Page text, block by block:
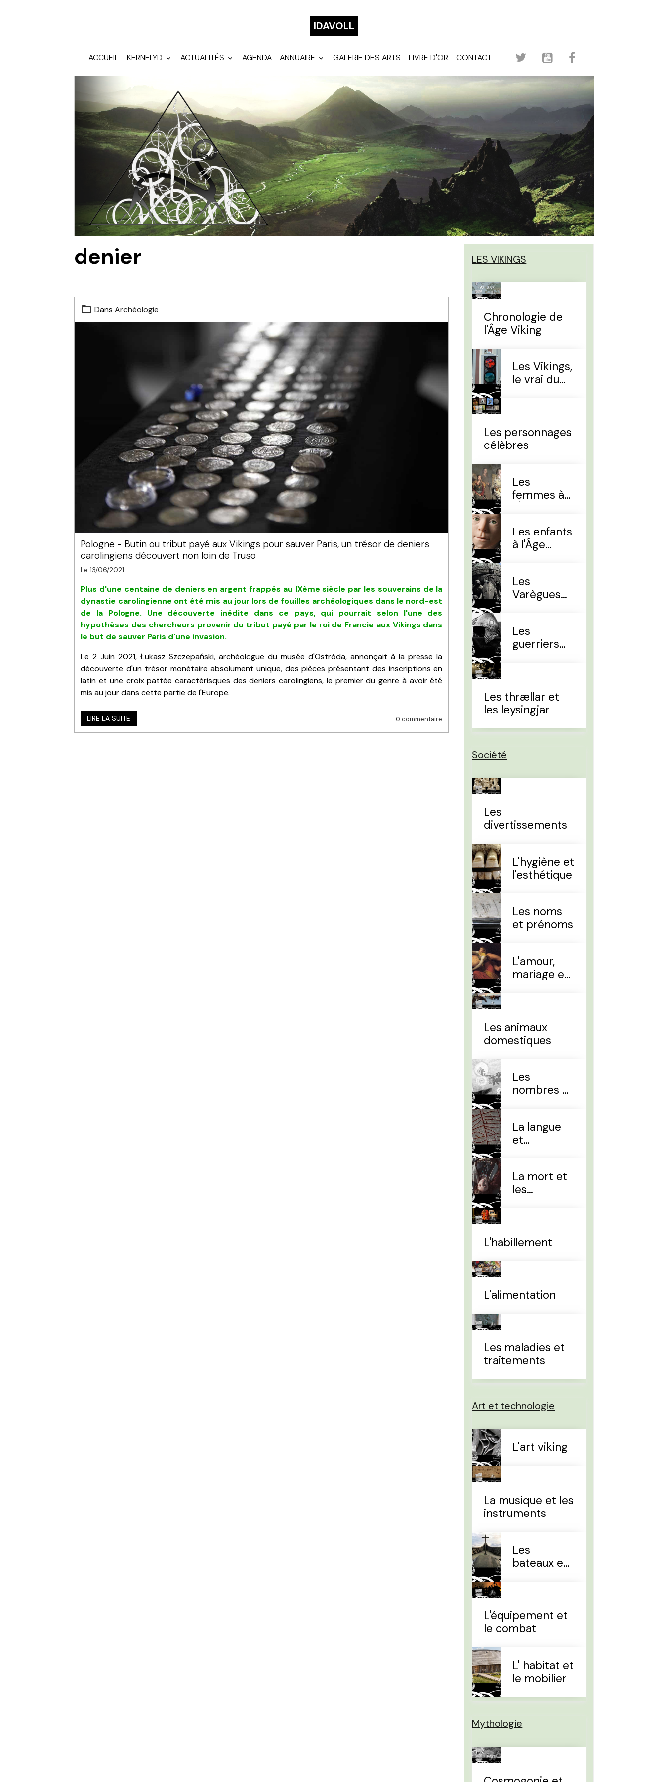
IDAVOLL
ACCUEIL KERNELYD ACTUALITÉS AGENDA ANNUAIRE GALERIE DES ARTS LIVRE D'OR CONTACT
denier
DansArchéologie
Pologne - Butin ou tribut payé aux Vikings pour sauver Paris, un trésor de deniers
carolingiens découvert non loin de Truso
Le 13/06/2021
Plus d'une centaine de deniers en argent frappés au IXème siècle par les souverains de la
dynastie carolingienne ont été mis au jour lors de fouilles archéologiques dans le nord-est
de la Pologne. Une découverte inédite dans ce pays, qui pourrait selon l'une des
hypothèses des chercheurs provenir du tribut payé par le roi de Francie aux Vikings dans
le but de sauver Paris d'une invasion.
Le 2 Juin 2021, Łukasz Szczepański, archéologue du musée d'Ostróda, annonçait à la presse la
découverte d'un trésor monétaire absolument unique, des pièces présentant des inscriptions en
latin et une croix pattée caractérisques des deniers carolingiens, le premier du genre à avoir été
mis au jour dans cette partie de l'Europe.
LIRE LA SUITE 0 commentaire
LES VIKINGS
Chronologie de
l'Âge Viking
Les Vikings,
le vrai du
Les personnages
célèbres
Les
femmes à
Les enfants
à l'Âge
Les
Varègues
Les
guerriers
Les thrællar et
les leysingjar
Société
Les
divertissements
L'hygiène et
l'esthétique
Les noms
et prénoms
L'amour,
mariage et
Les animaux
domestiques
Les
nombres et
La langue
et
La mort et
les
L'habillement
L'alimentation
Les maladies et
traitements
Art et technologie
L'art viking
La musique et les
instruments
Les
bateaux et
L'équipement et
le combat
L' habitat et
le mobilier
Mythologie